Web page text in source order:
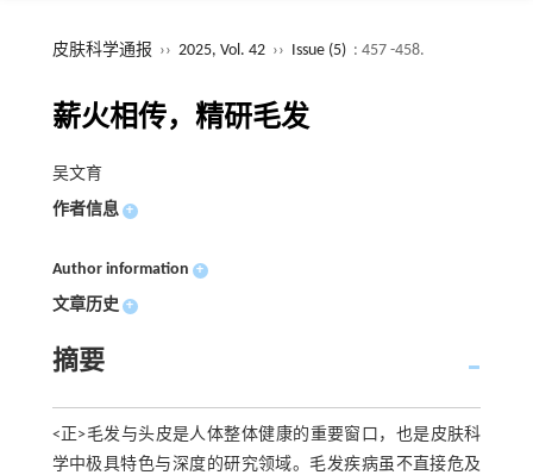
皮肤科学通报 ›› 2025, Vol. 42 ›› Issue (5) : 457 -458.
薪火相传，精研毛发
吴文育
作者信息 +
Author information +
文章历史 +
摘要
<正>毛发与头皮是人体整体健康的重要窗口，也是皮肤科
学中极具特色与深度的研究领域。毛发疾病虽不直接危及